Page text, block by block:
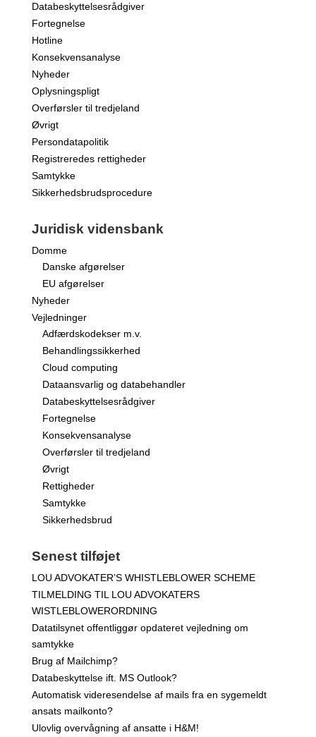
Databeskyttelsesrådgiver
Fortegnelse
Hotline
Konsekvensanalyse
Nyheder
Oplysningspligt
Overførsler til tredjeland
Øvrigt
Persondatapolitik
Registreredes rettigheder
Samtykke
Sikkerhedsbrudsprocedure
Juridisk vidensbank
Domme
Danske afgørelser
EU afgørelser
Nyheder
Vejledninger
Adfærdskodekser m.v.
Behandlingssikkerhed
Cloud computing
Dataansvarlig og databehandler
Databeskyttelsesrådgiver
Fortegnelse
Konsekvensanalyse
Overførsler til tredjeland
Øvrigt
Rettigheder
Samtykke
Sikkerhedsbrud
Senest tilføjet
LOU ADVOKATER’S WHISTLEBLOWER SCHEME
TILMELDING TIL LOU ADVOKATERS
WISTLEBLOWERORDNING
Datatilsynet offentliggør opdateret vejledning om
samtykke
Brug af Mailchimp?
Databeskyttelse ift. MS Outlook?
Automatisk videresendelse af mails fra en sygemeldt
ansats mailkonto?
Ulovlig overvågning af ansatte i H&M!